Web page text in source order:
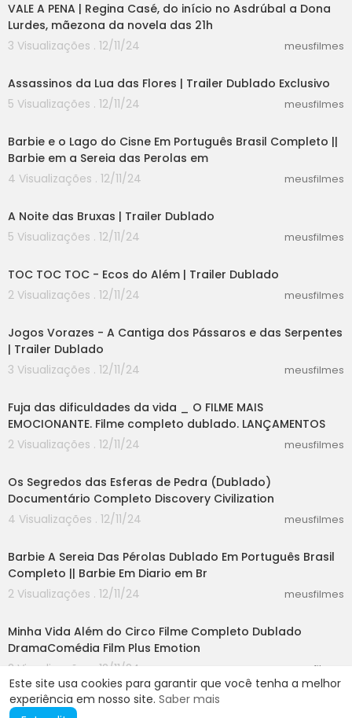
Este site usa cookies para garantir que você tenha a melhor
experiência em nosso site. Saber mais
VALE A PENA | Regina Casé, do início no Asdrúbal a Dona
Lurdes, mãezona da novela das 21h
3 Visualizações . 12/11/24
meusfilmes
Assassinos da Lua das Flores | Trailer Dublado Exclusivo
5 Visualizações . 12/11/24
meusfilmes
Barbie e o Lago do Cisne Em Português Brasil Completo ||
Barbie em a Sereia das Perolas em
4 Visualizações . 12/11/24
meusfilmes
A Noite das Bruxas | Trailer Dublado
5 Visualizações . 12/11/24
meusfilmes
TOC TOC TOC - Ecos do Além | Trailer Dublado
2 Visualizações . 12/11/24
meusfilmes
Jogos Vorazes - A Cantiga dos Pássaros e das Serpentes
| Trailer Dublado
3 Visualizações . 12/11/24
meusfilmes
Fuja das dificuldades da vida _ O FILME MAIS
EMOCIONANTE. Filme completo dublado. LANÇAMENTOS
2 Visualizações . 12/11/24
meusfilmes
Os Segredos das Esferas de Pedra (Dublado)
Documentário Completo Discovery Civilization
4 Visualizações . 12/11/24
meusfilmes
Barbie A Sereia Das Pérolas Dublado Em Português Brasil
Completo || Barbie Em Diario em Br
2 Visualizações . 12/11/24
meusfilmes
Minha Vida Além do Circo Filme Completo Dublado
DramaComédia Film Plus Emotion
2 Visualizações . 12/11/24
meusfilmes